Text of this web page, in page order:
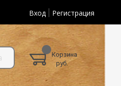
Вход Регистрация
Корзина
руб.